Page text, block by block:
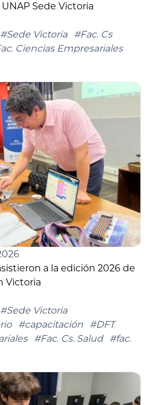
Sede Victoria
#Sede Victoria
#Fac. Cs
Ciencias Empresariales
a la edición 2026 de
Victoria
#Sede Victoria
#capacitación
#DFT
#Fac. Cs. Salud
#fac.